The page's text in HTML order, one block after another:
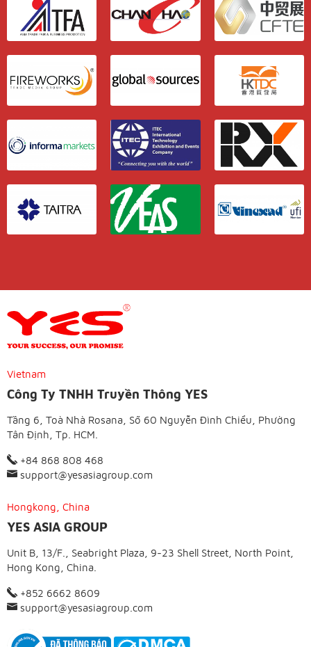
Vietnam
Công Ty TNHH Truyền Thông YES
Tầng 6, Toà Nhà Rosana, Số 60 Nguyễn Đình Chiểu, Phường
Tân Định, Tp. HCM.
+84 868 808 468
support@yesasiagroup.com
Hongkong, China
YES ASIA GROUP
Unit B, 13/F., Seabright Plaza, 9-23 Shell Street, North Point,
Hong Kong, China.
+852 6662 8609
support@yesasiagroup.com